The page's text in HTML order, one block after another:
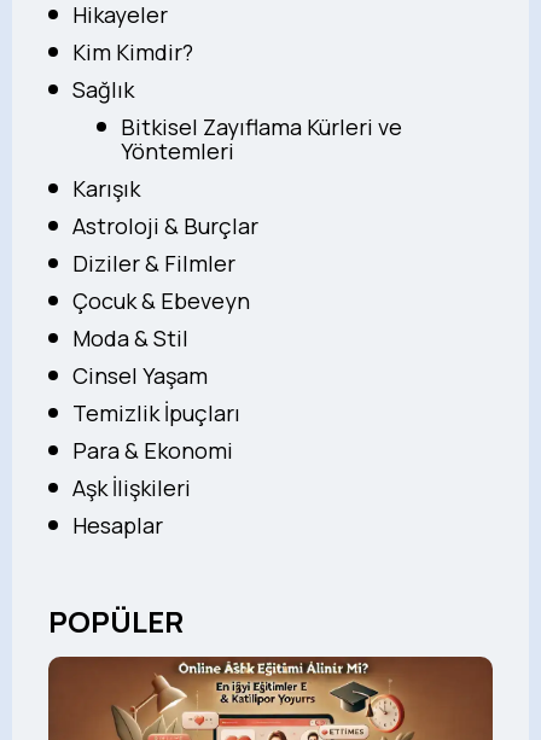
Hikayeler
Kim Kimdir?
Sağlık
Bitkisel Zayıflama Kürleri ve
Yöntemleri
Karışık
Astroloji & Burçlar
Diziler & Filmler
Çocuk & Ebeveyn
Moda & Stil
Cinsel Yaşam
Temizlik İpuçları
Para & Ekonomi
Aşk İlişkileri
Hesaplar
POPÜLER